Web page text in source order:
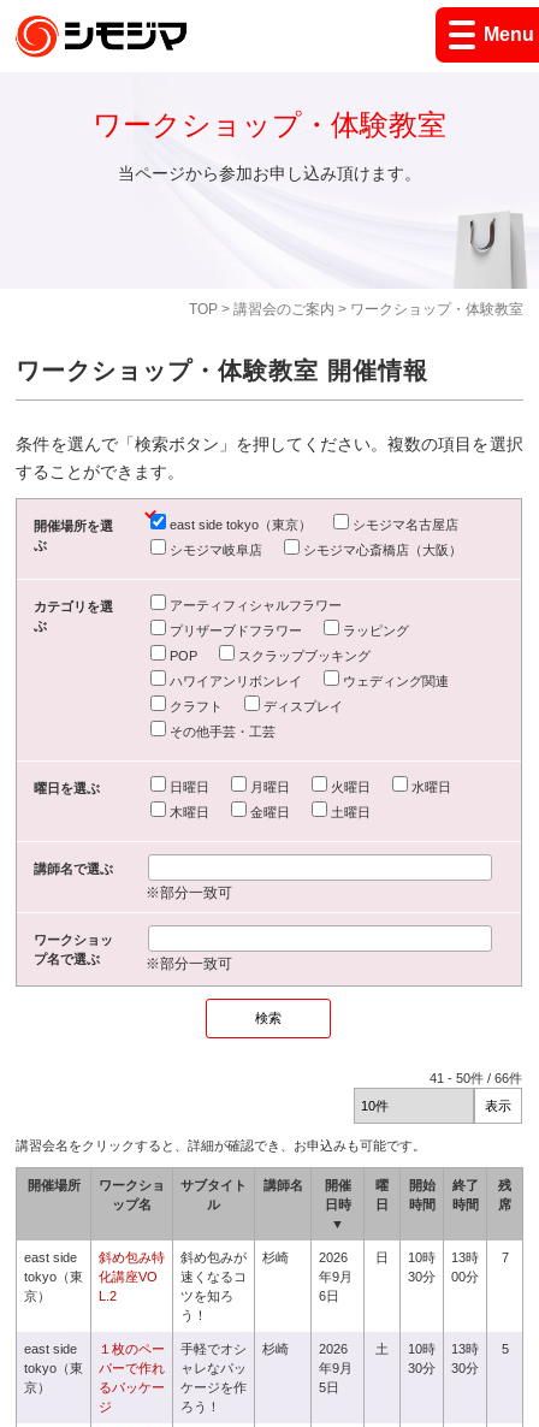
Menu
TOP> 講習会のご案内 > ワークショップ・体験教室
ワークショップ・体験教室
当ページから参加お申し込み頂けます。
ワークショップ・体験教室 開催情報
条件を選んで「検索ボタン」を押してください。複数の項目を選択
することができます。
開催場所を選
ぶ
east side tokyo（東京）
シモジマ名古屋店
シモジマ岐阜店
シモジマ心斎橋店（大阪）
カテゴリを選
ぶ
アーティフィシャルフラワー
プリザーブドフラワー
ラッピング
POP
スクラップブッキング
ハワイアンリボンレイ
ウェディング関連
クラフト
ディスプレイ
その他手芸・工芸
曜日を選ぶ 日曜日 月曜日 火曜日
水曜日
木曜日
金曜日 土曜日
講師名で選ぶ
※部分一致可
ワークショッ
プ名で選ぶ
※部分一致可
41 -50件 /66件
講習会名をクリックすると、詳細が確認でき、お申込みも可能です。
開催場所
ワークショ
ップ名
サブタイト
ル
講師名
開催
日時
▼
曜
日
開始
時間
終了
時間
残
席
east side
tokyo（東
京）
斜め包み特
化講座VO
L.2
斜め包みが
速くなるコ
ツを知ろ
う！
杉崎
2026
年9月
6日
日
10時
30分
13時
00分
7
east side
tokyo（東
京）
１枚のペー
パーで作れ
るパッケー
ジ
手軽でオシ
ャレなパッ
ケージを作
ろう！
杉崎
2026
年9月
5日
土
10時
30分
13時
30分
5